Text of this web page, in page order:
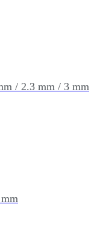
/ 2.3 mm / 3 mm